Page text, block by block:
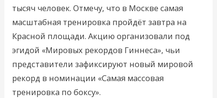
тысяч человек. Отмечу, что в Москве самая
масштабная тренировка пройдёт завтра на
Красной площади. Акцию организовали под
эгидой «Мировых рекордов Гиннеса», чьи
представители зафиксируют новый мировой
рекорд в номинации «Самая массовая
тренировка по боксу».